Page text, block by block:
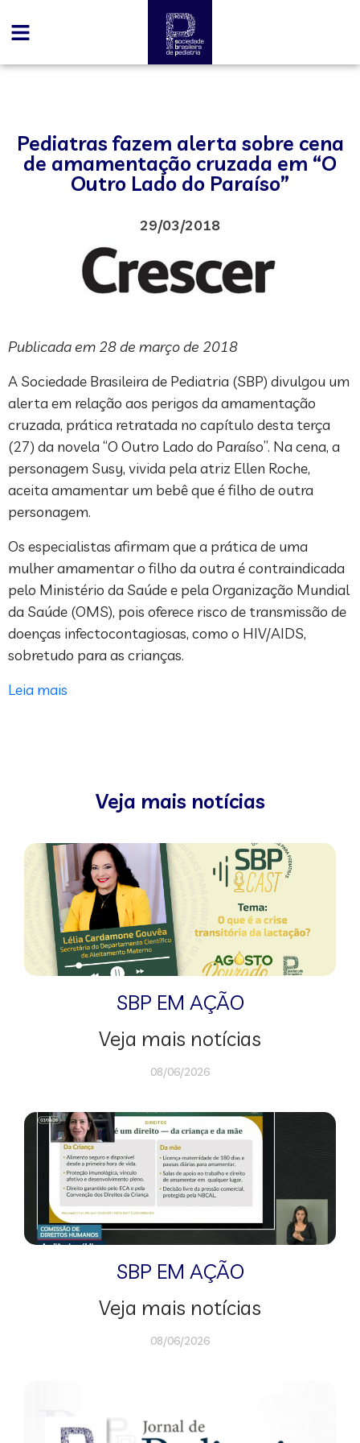
Pediatras fazem alerta sobre cena
de amamentação cruzada em “O
Outro Lado do Paraíso”
29/03/2018
Publicada em 28 de março de 2018
A Sociedade Brasileira de Pediatria (SBP) divulgou um
alerta em relação aos perigos da amamentação
cruzada, prática retratada no capítulo desta terça
(27) da novela “O Outro Lado do Paraíso”. Na cena, a
personagem Susy, vivida pela atriz Ellen Roche,
aceita amamentar um bebê que é filho de outra
personagem.
Os especialistas afirmam que a prática de uma
mulher amamentar o filho da outra é contraindicada
pelo Ministério da Saúde e pela Organização Mundial
da Saúde (OMS), pois oferece risco de transmissão de
doenças infectocontagiosas, como o HIV/AIDS,
sobretudo para as crianças.
Leia mais
Veja mais notícias
SBP EM AÇÃO
Veja mais notícias
08/06/2026
SBP EM AÇÃO
Veja mais notícias
08/06/2026